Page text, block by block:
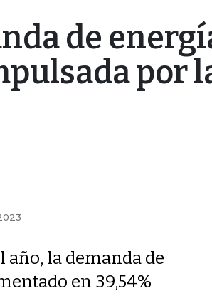
de
por
año, la demanda de
en 39,54%